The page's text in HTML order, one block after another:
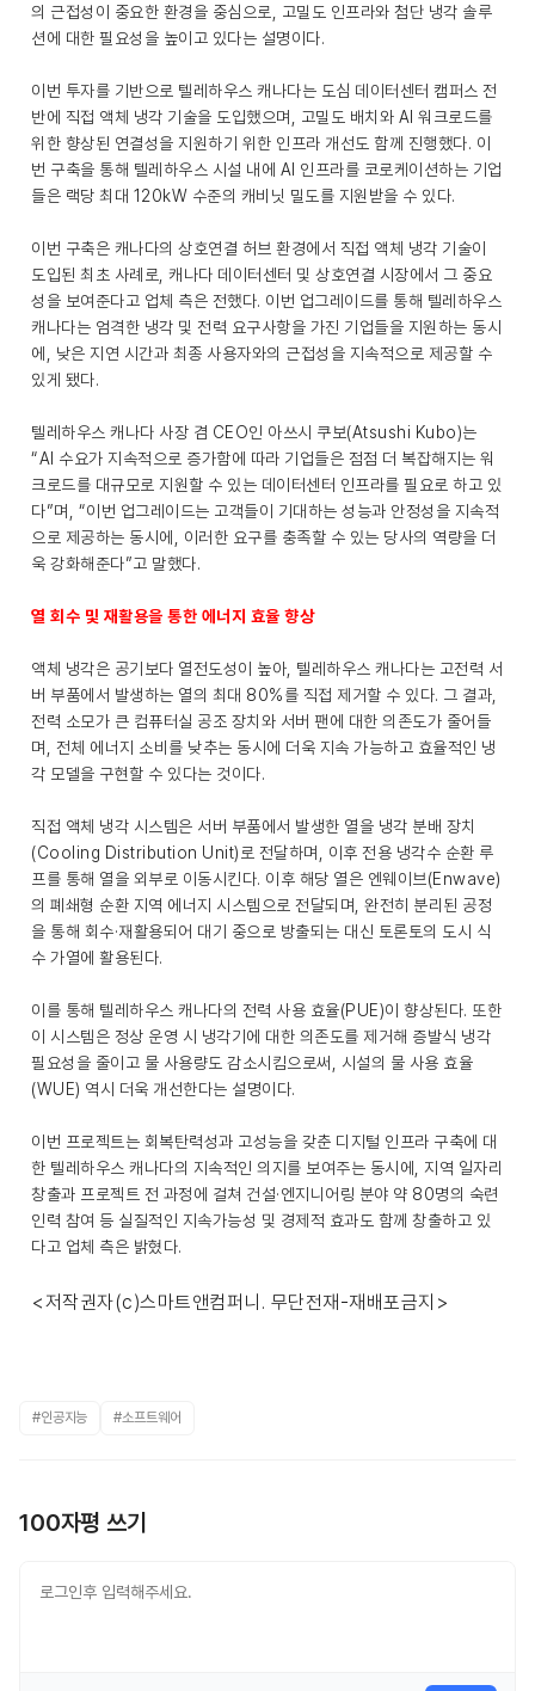
의 근접성이 중요한 환경을 중심으로, 고밀도 인프라와 첨단 냉각 솔루
션에 대한 필요성을 높이고 있다는 설명이다.
이번 투자를 기반으로 텔레하우스 캐나다는 도심 데이터센터 캠퍼스 전
반에 직접 액체 냉각 기술을 도입했으며, 고밀도 배치와 AI 워크로드를
위한 향상된 연결성을 지원하기 위한 인프라 개선도 함께 진행했다. 이
번 구축을 통해 텔레하우스 시설 내에 AI 인프라를 코로케이션하는 기업
들은 랙당 최대 120kW 수준의 캐비닛 밀도를 지원받을 수 있다.
이번 구축은 캐나다의 상호연결 허브 환경에서 직접 액체 냉각 기술이
도입된 최초 사례로, 캐나다 데이터센터 및 상호연결 시장에서 그 중요
성을 보여준다고 업체 측은 전했다. 이번 업그레이드를 통해 텔레하우스
캐나다는 엄격한 냉각 및 전력 요구사항을 가진 기업들을 지원하는 동시
에, 낮은 지연 시간과 최종 사용자와의 근접성을 지속적으로 제공할 수
있게 됐다.
텔레하우스 캐나다 사장 겸 CEO인 아쓰시 쿠보(Atsushi Kubo)는
“AI 수요가 지속적으로 증가함에 따라 기업들은 점점 더 복잡해지는 워
크로드를 대규모로 지원할 수 있는 데이터센터 인프라를 필요로 하고 있
다”며, “이번 업그레이드는 고객들이 기대하는 성능과 안정성을 지속적
으로 제공하는 동시에, 이러한 요구를 충족할 수 있는 당사의 역량을 더
욱 강화해준다”고 말했다.
열 회수 및 재활용을 통한 에너지 효율 향상
액체 냉각은 공기보다 열전도성이 높아, 텔레하우스 캐나다는 고전력 서
버 부품에서 발생하는 열의 최대 80%를 직접 제거할 수 있다. 그 결과,
전력 소모가 큰 컴퓨터실 공조 장치와 서버 팬에 대한 의존도가 줄어들
며, 전체 에너지 소비를 낮추는 동시에 더욱 지속 가능하고 효율적인 냉
각 모델을 구현할 수 있다는 것이다.
직접 액체 냉각 시스템은 서버 부품에서 발생한 열을 냉각 분배 장치
(Cooling Distribution Unit)로 전달하며, 이후 전용 냉각수 순환 루
프를 통해 열을 외부로 이동시킨다. 이후 해당 열은 엔웨이브(Enwave)
의 폐쇄형 순환 지역 에너지 시스템으로 전달되며, 완전히 분리된 공정
을 통해 회수·재활용되어 대기 중으로 방출되는 대신 토론토의 도시 식
수 가열에 활용된다.
이를 통해 텔레하우스 캐나다의 전력 사용 효율(PUE)이 향상된다. 또한
이 시스템은 정상 운영 시 냉각기에 대한 의존도를 제거해 증발식 냉각
필요성을 줄이고 물 사용량도 감소시킴으로써, 시설의 물 사용 효율
(WUE) 역시 더욱 개선한다는 설명이다.
이번 프로젝트는 회복탄력성과 고성능을 갖춘 디지털 인프라 구축에 대
한 텔레하우스 캐나다의 지속적인 의지를 보여주는 동시에, 지역 일자리
창출과 프로젝트 전 과정에 걸쳐 건설·엔지니어링 분야 약 80명의 숙련
인력 참여 등 실질적인 지속가능성 및 경제적 효과도 함께 창출하고 있
다고 업체 측은 밝혔다.
<저작권자(c)스마트앤컴퍼니. 무단전재-재배포금지>
#인공지능 #소프트웨어
100자평 쓰기